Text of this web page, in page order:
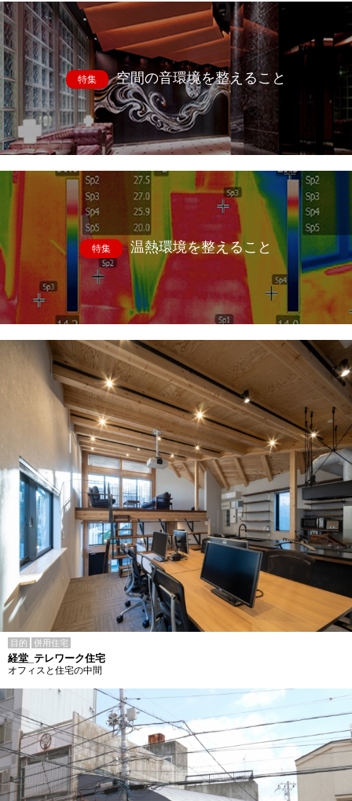
特集 空間の音環境を整えること
特集 温熱環境を整えること
目的 併用住宅
経堂_テレワーク住宅
オフィスと住宅の中間